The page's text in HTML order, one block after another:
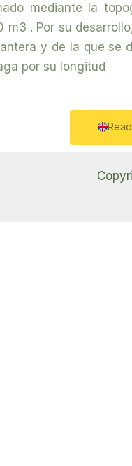
mediante la
. Por su
y de la que
por su longitud